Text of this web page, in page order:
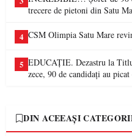
trecere de pietoni din Satu
4 CSM Olimpia Satu Mare
5 EDUCAȚIE. Dezastru la
zece, 90 de candidați au
DIN ACEEAȘI